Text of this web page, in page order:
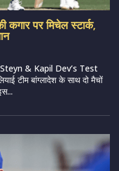
पर मिचेल स्टार्क,
& Kapil Dev’s Test
टीम बांग्लादेश के साथ दो मैचों